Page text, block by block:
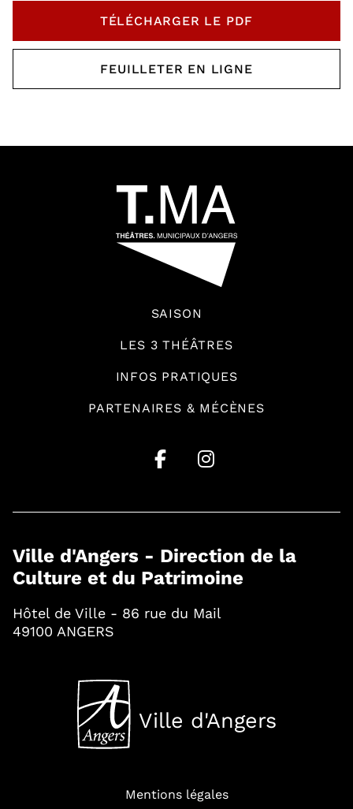
TÉLÉCHARGER LE PDF, OUVRE UNE NOUVELLE
FEUILLETER EN LIGNE, OUVRE UNE NOUVELLE
SAISON
LES 3 THÉÂTRES
INFOS PRATIQUES
PARTENAIRES & MÉCÈNES
Ville d'Angers - Direction de la
Culture et du Patrimoine
Hôtel de Ville - 86 rue du Mail
49100 ANGERS
Ville d'Angers
, Ouvre une nouvelle
Mentions légales